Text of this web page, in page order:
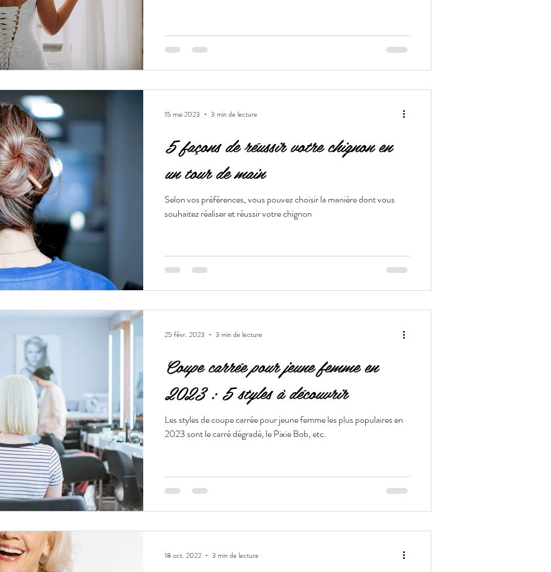
5 façons de réussir votre chignon en
un tour de main
Selon vos préférences, vous pouvez choisir la manière dont vous
souhaitez réaliser et réussir votre chignon
15 mai 2023 3 min de lecture
Coupe carrée pour jeune femme en
2023 : 5 styles à découvrir
Les styles de coupe carrée pour jeune femme les plus populaires en
2023 sont le carré dégradé, le Pixie Bob, etc.
25 févr. 2023 3 min de lecture
18 oct. 2022 3 min de lecture